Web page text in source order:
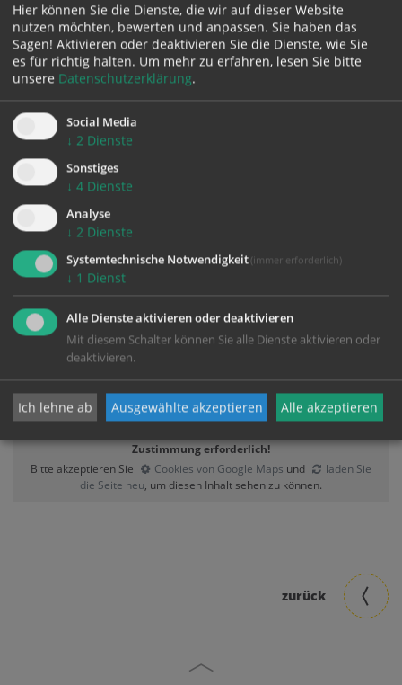
Ort:
Frei.Raum – Zentrum für Spiritualität &
Lebensgestaltung
Salzburger Straße 18
Kontakt:
Mag. Elke Maria Mayr
0676 8880 57148
E:frei.raum@franziskanerinnen.at
Karte:
Zustimmung erforderlich!
Bitte akzeptieren Sie
Cookies von Google Maps und
laden Sie
die Seite neu, um diesen Inhalt sehen zu können.
zurück
Hier können Sie die Dienste, die wir auf dieser Website
nutzen möchten, bewerten und anpassen. Sie haben das
Sagen! Aktivieren oder deaktivieren Sie die Dienste, wie Sie
es für richtig halten. Um mehr zu erfahren, lesen Sie bitte
unsere Datenschutzerklärung.
Social Media
↓ 2 Dienste
Sonstiges
↓ 4 Dienste
Analyse
↓ 2 Dienste
Systemtechnische Notwendigkeit (immer erforderlich)
↓ 1 Dienst
Alle Dienste aktivieren oder deaktivieren
Mit diesem Schalter können Sie alle Dienste aktivieren oder
deaktivieren.
Ich lehne ab Ausgewählte akzeptieren Alle akzeptieren